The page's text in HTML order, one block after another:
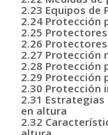
2.23 Equipos de
2.24 Protección
2.25
2.26
2.27 Protección
2.28 Protección
2.29 Protección
2.30 Protección
2.31
en altura
2.32